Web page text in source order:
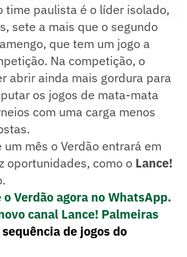
time paulista é o líder isolado,
sete a mais que o segundo
que tem um jogo a
Na competição, o
abrir ainda mais gordura para
os jogos de mata-mata
com uma carga menos
mês o Verdão entrará em
oportunidades, como o Lance!
o Verdão agora no WhatsApp.
canal Lance! Palmeiras
de jogos do